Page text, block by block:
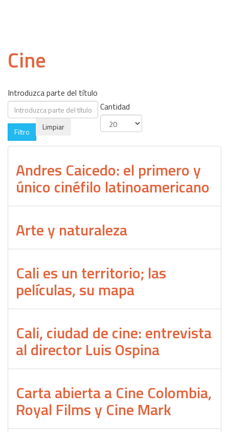
Cine
Introduzca parte del título
Filtro Limpiar
Cantidad
Andres Caicedo: el primero y
único cinéfilo latinoamericano
Arte y naturaleza
Cali es un territorio; las
películas, su mapa
Cali, ciudad de cine: entrevista
al director Luis Ospina
Carta abierta a Cine Colombia,
Royal Films y Cine Mark